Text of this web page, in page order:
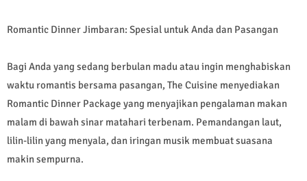
Romantic Dinner Jimbaran: Spesial untuk Anda dan Pasangan
Bagi Anda yang sedang berbulan madu atau ingin menghabiskan
waktu romantis bersama pasangan, The Cuisine menyediakan
Romantic Dinner Package yang menyajikan pengalaman makan
malam di bawah sinar matahari terbenam. Pemandangan laut,
lilin-lilin yang menyala, dan iringan musik membuat suasana
makin sempurna.